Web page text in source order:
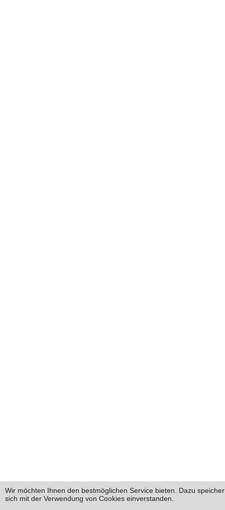
Wir möchten Ihnen den bestmöglichen Service bieten. Dazu
sich mit der Verwendung von Cookies einverstanden.